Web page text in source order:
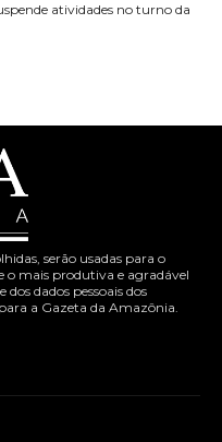
atividades no turno da
serão usadas para o
o mais produtiva e agradável
dados pessoais dos
a Gazeta da Amazônia.